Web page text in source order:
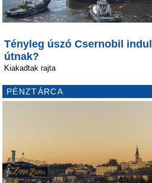
Tényleg úszó Csernobil indul
útnak?
Kiakadtak rajta
PÉNZTÁRCA